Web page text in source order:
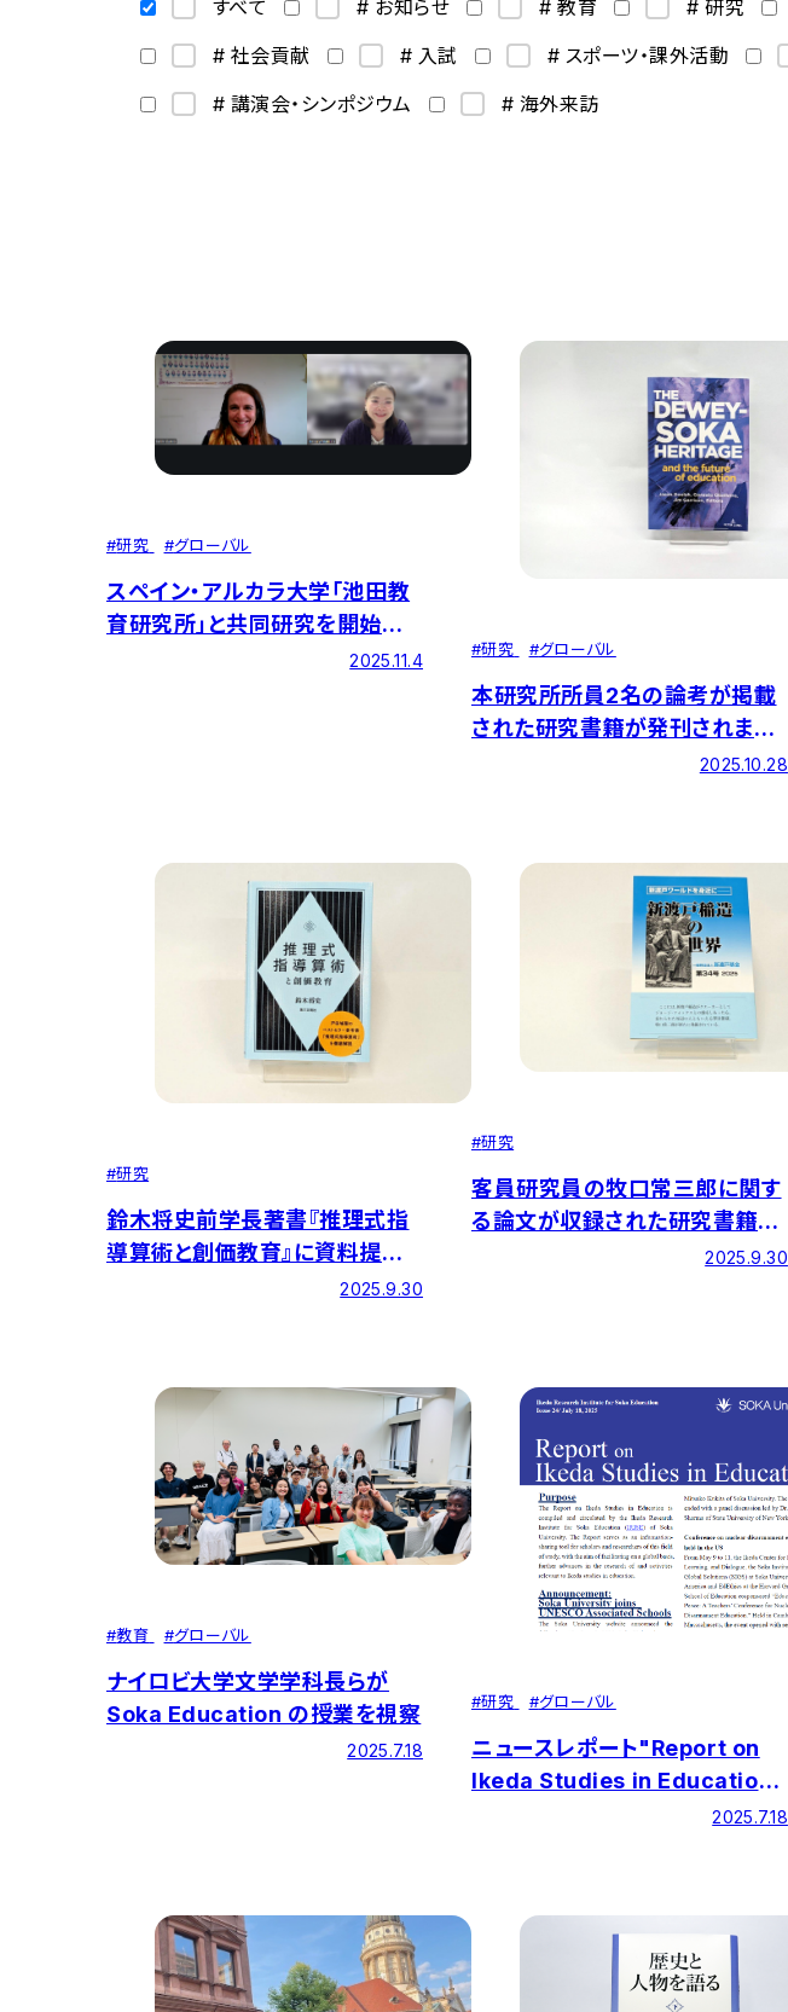
すべて # お知らせ # 教育 # 研究
# 社会貢献
# 入試 # スポーツ・課外活動
# 講演会・シンポジウム
# 海外来訪
#研究 #グローバル
スペイン・アルカラ大学「池田教
育研究所」と共同研究を開始しま
2025.11.4
#研究 #グローバル
本研究所所員2名の論考が掲載
された研究書籍が発刊されまし
2025.10.28
#研究
鈴木将史前学長著書『推理式指
導算術と創価教育』に資料提供
2025.9.30
#研究
客員研究員の牧口常三郎に関す
る論文が収録された研究書籍が
2025.9.30
#教育 #グローバル
ナイロビ大学文学学科長らが
Soka Education の授業を視察
2025.7.18
#研究 #グローバル
ニュースレポート"Report on
Ikeda Studies in Education"
2025.7.18